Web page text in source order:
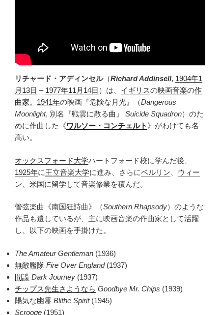
リチャード・アディンセル（Richard Addinsell, 1904年1
月13日 – 1977年11月14日 ）は、 イギリスの映画音楽の作
曲家。 1941年の映画『危険な月光』（Dangerous
Moonlight, 別名『戦雲に散る曲』 Suicide Squadron）のた
めに作曲した《ワルソー・コンチェルト 》がわけても名
高い。
オックスフォード大学ハートフォード校に学んだ後、
1925年に王立音楽大学に進み、さらにベルリン
ウィー
ン
米国に留学して音楽修業を積んだ。
管弦楽曲《南国狂詩曲》（Southern Rhapsody）のような
作品も遺しているが、主に映画音楽の作曲家として活躍
し、以下の映画を手掛けた。
The Amateur Gentleman (1936)
無敵艦隊 Fire Over England(1937)
間諜 Dark Journey (1937)
チップス先生さようなら Goodbye Mr. Chips (1939)
陽気な幽霊 Blithe Spirit(1945)
Scrooge (1951)